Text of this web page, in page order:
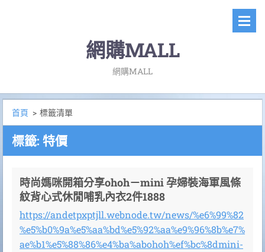
網購MALL
網購MALL
首頁 > 標籤清單
標籤: 特價
時尚媽咪開箱分享ohoh－mini 孕婦裝海軍風條
紋背心式休閒哺乳內衣2件1888
https://andetpxptjll.webnode.tw/news/%e6%99%82
%e5%b0%9a%e5%aa%bd%e5%92%aa%e9%96%8b%e7%
ae%b1%e5%88%86%e4%ba%abohoh%ef%bc%8dmini-